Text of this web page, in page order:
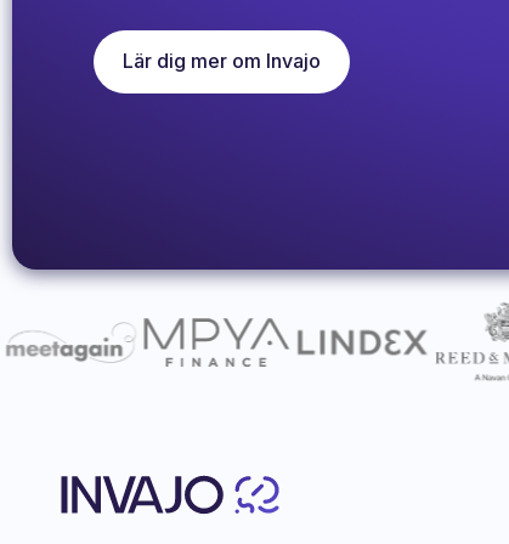
Lär dig mer om Invajo